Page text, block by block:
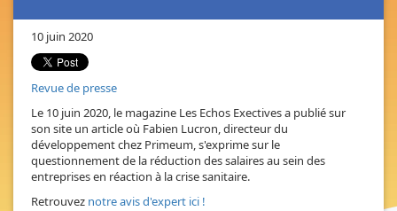
10 juin 2020
Revue de presse
Le 10 juin 2020, le magazine Les Echos Exectives a publié sur
son site un article où Fabien Lucron, directeur du
développement chez Primeum, s'exprime sur le
questionnement de la réduction des salaires au sein des
entreprises en réaction à la crise sanitaire.
Retrouvez notre avis d'expert ici !